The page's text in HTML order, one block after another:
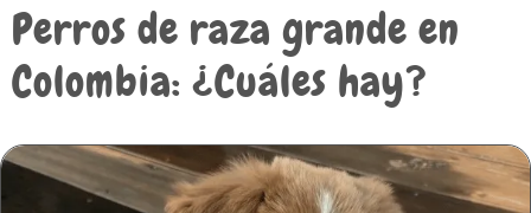
Perros de raza grande en
Colombia: ¿Cuáles hay?